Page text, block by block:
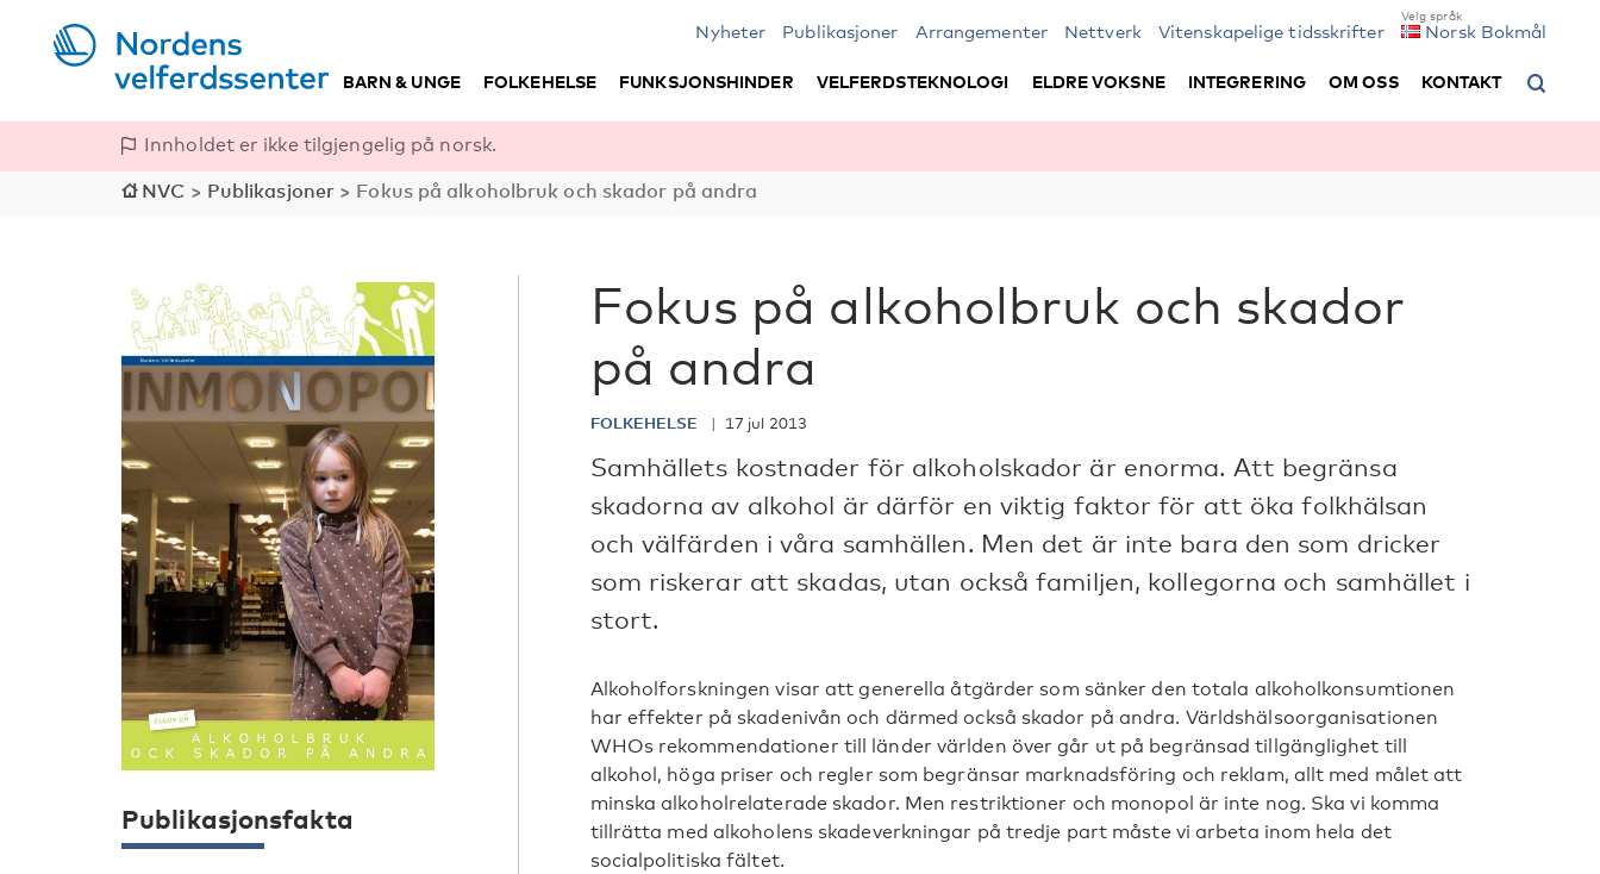
Nyheter Publikasjoner Arrangementer Nettverk Vitenskapelige tidsskrifter Norsk Bokmål
BARN & UNGE FOLKEHELSE FUNKSJONSHINDER VELFERDSTEKNOLOGI ELDRE VOKSNE INTEGRERING OM OSS KONTAKT
Innholdet er ikke tilgjengelig på norsk.
NVC > Publikasjoner > Fokus på alkoholbruk och skador på andra
Fokus på alkoholbruk och skador
på andra
FOLKEHELSE 17 jul 2013
Samhällets kostnader för alkoholskador är enorma. Att begränsa
skadorna av alkohol är därför en viktig faktor för att öka folkhälsan
och välfärden i våra samhällen. Men det är inte bara den som dricker
som riskerar att skadas, utan också familjen, kollegorna och samhället i
stort.
Alkoholforskningen visar att generella åtgärder som sänker den totala alkoholkonsumtionen
har effekter på skadenivån och därmed också skador på andra. Världshälsoorganisationen
WHOs rekommendationer till länder världen över går ut på begränsad tillgänglighet till
alkohol, höga priser och regler som begränsar marknadsföring och reklam, allt med målet att
minska alkoholrelaterade skador. Men restriktioner och monopol är inte nog. Ska vi komma
tillrätta med alkoholens skadeverkningar på tredje part måste vi arbeta inom hela det
socialpolitiska fältet.
Publikasjonsfakta